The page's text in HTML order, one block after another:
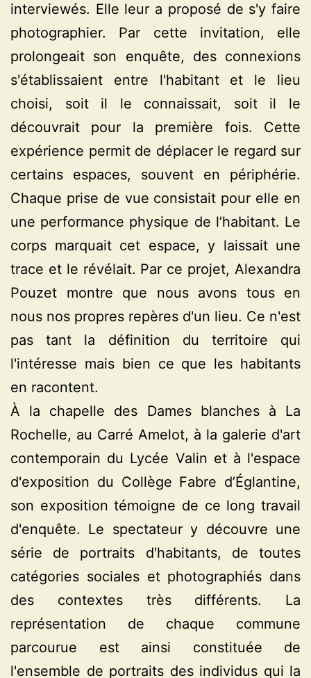
interviewés. Elle leur a proposé de s'y faire
photographier. Par cette invitation, elle
prolongeait son enquête, des connexions
s'établissaient entre l'habitant et le lieu
choisi, soit il le connaissait, soit il le
découvrait pour la première fois. Cette
expérience permit de déplacer le regard sur
certains espaces, souvent en périphérie.
Chaque prise de vue consistait pour elle en
une performance physique de l’habitant. Le
corps marquait cet espace, y laissait une
trace et le révélait. Par ce projet, Alexandra
Pouzet montre que nous avons tous en
nous nos propres repères d'un lieu. Ce n'est
pas tant la définition du territoire qui
l'intéresse mais bien ce que les habitants
en racontent.
À la chapelle des Dames blanches à La
Rochelle, au Carré Amelot, à la galerie d'art
contemporain du Lycée Valin et à l'espace
d'exposition du Collège Fabre d’Églantine,
son exposition témoigne de ce long travail
d'enquête. Le spectateur y découvre une
série de portraits d'habitants, de toutes
catégories sociales et photographiés dans
des contextes très différents. La
représentation de chaque commune
parcourue est ainsi constituée de
l'ensemble de portraits des individus qui la